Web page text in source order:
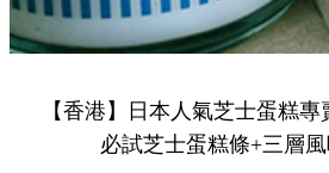
【香港】日本人氣芝士蛋糕專
必試芝士蛋糕條+三層